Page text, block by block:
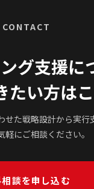
CONTACT
グ支援に
たい方は
た戦略設計から実行
軽にご相談ください。
談を申し込む